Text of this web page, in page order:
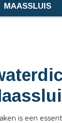
MAASSLUIS
is een